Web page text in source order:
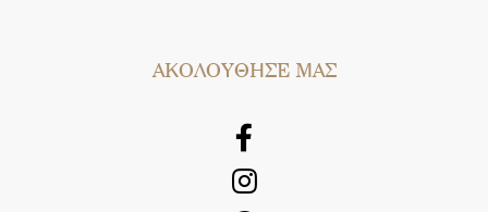
AΚΟΛΟΥΘΗΣΕ ΜΑΣ